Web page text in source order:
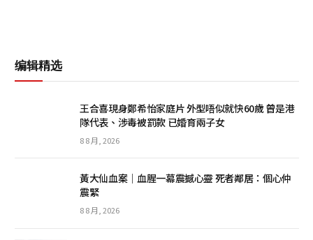
编辑精选
王合喜現身鄭希怡家庭片 外型唔似就快60歲 曾是港
隊代表、涉毒被罰款 已婚育兩子女
8 8 月, 2026
黃大仙血案│血腥一幕震撼心靈 死者鄰居：個心仲
震緊
8 8 月, 2026